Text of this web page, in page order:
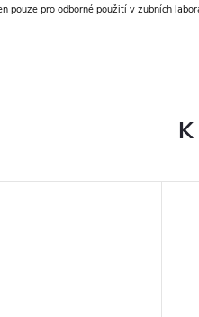
pouze pro odborné použití v zubních